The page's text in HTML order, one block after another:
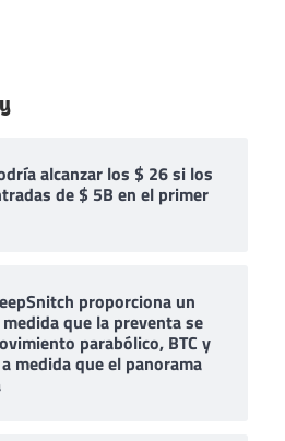
alcanzar los $ 26 si los
de $ 5B en el primer
proporciona un
que la preventa se
parabólico, BTC y
medida que el panorama